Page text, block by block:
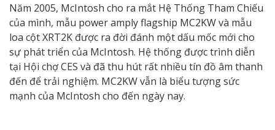
Năm 2005, McIntosh cho ra mắt Hệ Thống Tham Chiếu
của mình, mẫu power amply flagship MC2KW và mẫu
loa cột XRT2K được ra đời đánh một dấu mốc mới cho
sự phát triển của McIntosh. Hệ thống được trình diễn
tại Hội chợ CES và đã thu hút rất nhiều tín đồ âm thanh
đến để trải nghiệm. MC2KW vẫn là biểu tượng sức
mạnh của McIntosh cho đến ngày nay.